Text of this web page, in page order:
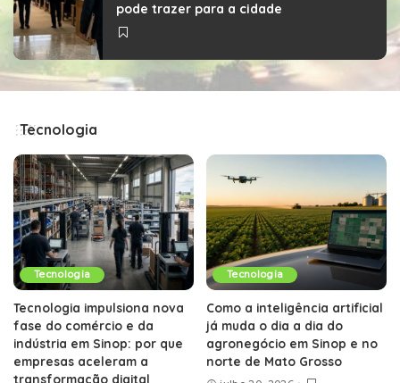
pode trazer para a cidade
Tecnologia
Tecnologia
Tecnologia impulsiona nova
fase do comércio e da
indústria em Sinop: por que
empresas aceleram a
transformação digital
Tecnologia
Como a inteligência artificial
já muda o dia a dia do
agronegócio em Sinop e no
norte de Mato Grosso